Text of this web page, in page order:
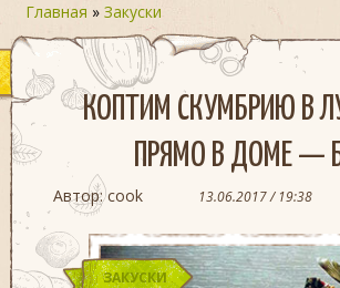
Главная » Закуски
КОПТИМ СКУМБРИЮ В
ПРЯМО В ДОМЕ —
Автор:cook 13.06.2017 / 19:38
ЗАКУСКИ